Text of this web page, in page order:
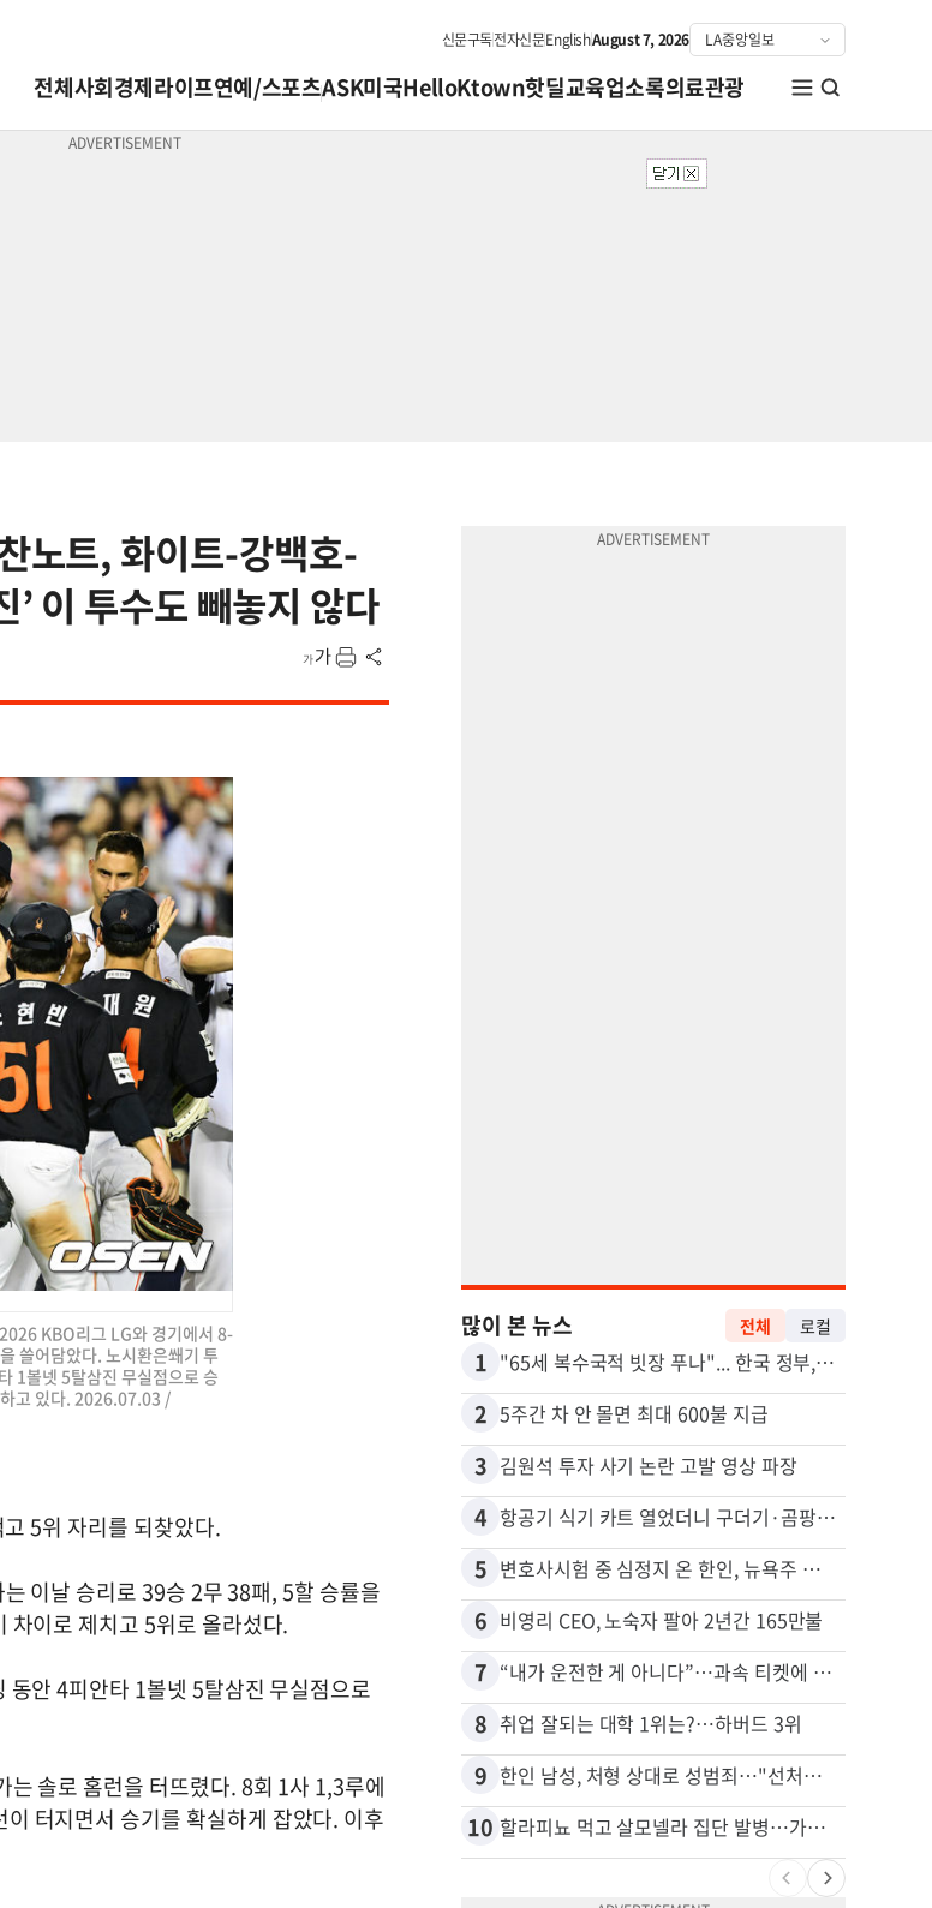
신문구독전자신문EnglishAugust 7, 2026
전체사회경제라이프연예/스포츠ASK미국HelloKtown핫딜교육업소록의료관광
노트, 화이트-강백호-
이 투수도 빼놓지 않다
KBO리그 LG와 경기에서 8-
쓸어담았다. 노시환은쐐기 투
1볼넷 5탈삼진 무실점으로 승
하고 있다. 2026.07.03 /
5위 자리를 되찾았다.
이날 승리로 39승 2무 38패, 5할 승률을
차이로 제치고 5위로 올라섰다.
안 4피안타 1볼넷 5탈삼진 무실점으로
솔로 홈런을 터뜨렸다. 8회 1사 1,3루에
터지면서 승기를 확실하게 잡았다. 이후
많이 본 뉴스 전체 로컬
1 "65세 복수국적 빗장 푸나"... 한국 정부, 연령 완화 전면 추진
2 5주간 차 안 몰면 최대 600불 지급
3 김원석 투자 사기 논란 고발 영상 파장
4 항공기 식기 카트 열었더니 구더기·곰팡이…LAX 기내식 업체 논란
5 변호사시험 중 심정지 온 한인, 뉴욕주 제소
6 비영리 CEO, 노숙자 팔아 2년간 165만불
7 “내가 운전한 게 아니다”…과속 티켓에 오토파일럿 탓한 운전자
8 취업 잘되는 대학 1위는?…하버드 3위
9 한인 남성, 처형 상대로 성범죄…"선처해줬더니 배신자 취급"
10 할라피뇨 먹고 살모넬라 집단 발병…가주 등 27개 주 확산